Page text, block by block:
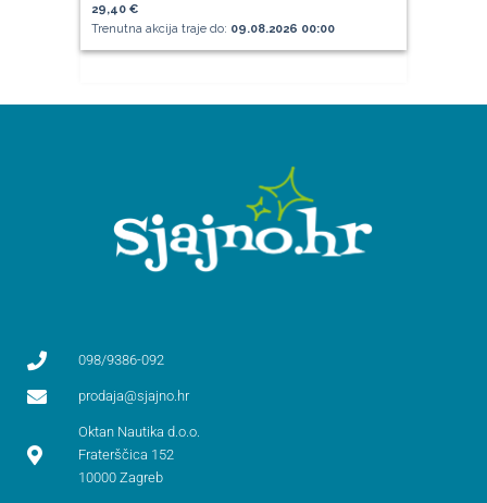
29,40 €
Trenutna akcija traje do: 09.08.2026 00:00
098/9386-092
prodaja@sjajno.hr
Oktan Nautika d.o.o.
Fraterščica 152
10000 Zagreb